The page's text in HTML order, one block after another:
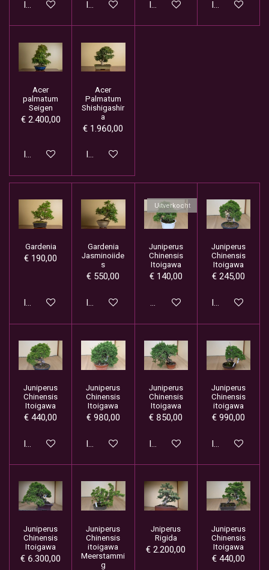
In winkelwagen In winkelwagen In winkelwagen In
Acer
palmatum
Seigen
€ 2.400,00
In winkelwagen
Acer
Palmatum
Shishigashir
a
€ 1.960,00
In winkelwagen
Gardenia
€ 190,00
In winkelwagen
Gardenia
Jasminoiide
s
€ 550,00
In winkelwagen
Uitverkocht
Juniperus
Chinensis
Itoigawa
€ 140,00
Houd mij op de hoogte
Juniperus
Chinensis
Itoigawa
€ 245,00
In
Juniperus
Chinensis
Itoigawa
€ 440,00
In winkelwagen
Juniperus
Chinensis
Itoigawa
€ 980,00
In winkelwagen
Juniperus
Chinensis
Itoigawa
€ 850,00
In winkelwagen
Juniperus
Chinensis
itoigawa
€ 990,00
In
Juniperus
Chinensis
Itoigawa
€ 6.300,00
Juniperus
Chinensis
itoigawa
Meerstammi
g
Jniperus
Rigida
€ 2.200,00
Juniperus
Chinensis
Itoigawa
€ 440,00